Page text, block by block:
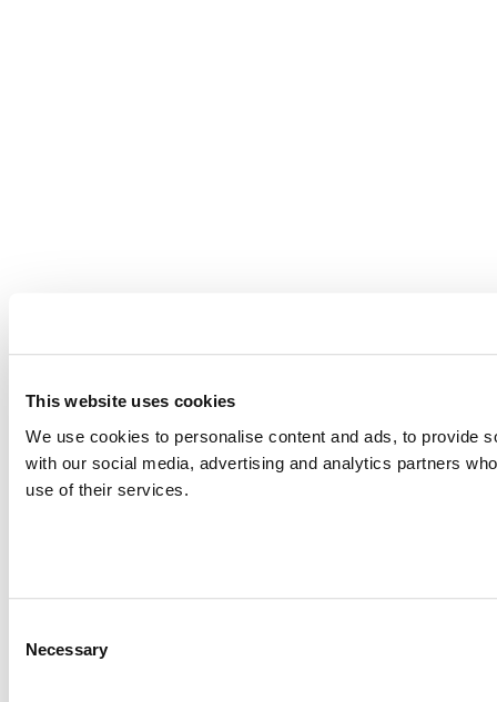
This website uses cookies
We use cookies to personalise content and ads, to provide
with our social media, advertising and analytics partners
use of their services.
Selection
Necessary